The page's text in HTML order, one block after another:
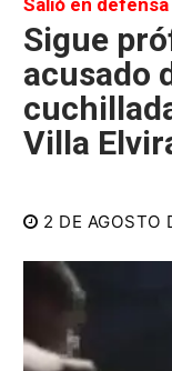
Sigue
acusado
Villa
2 DE AGOSTO